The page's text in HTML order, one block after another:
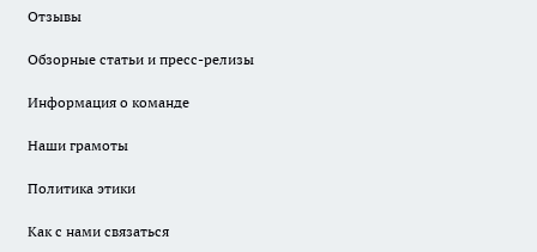
Отзывы
Обзорные статьи и пресс-релизы
Информация о команде
Наши грамоты
Политика этики
Как с нами связаться